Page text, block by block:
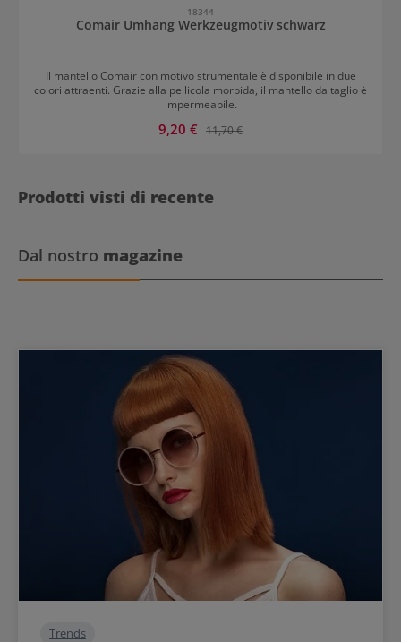
18344
Comair Umhang Werkzeugmotiv schwarz
Il mantello Comair con motivo strumentale è disponibile in due
colori attraenti. Grazie alla pellicola morbida, il mantello da taglio è
impermeabile.
Prezzo di vendita:
9,20 € Prezzo normale:
11,70 €
Prodotti visti di recente
Dal nostro magazine
Trends